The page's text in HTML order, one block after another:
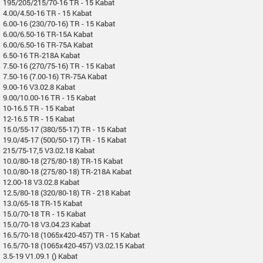
4.00/4.50-16 TR - 15 Kabat
6.00-16 (230/70-16) TR - 15 Kabat
6.00/6.50-16 TR-15A Kabat
6.00/6.50-16 TR-75A Kabat
6.50-16 TR-218A Kabat
7.50-16 (270/75-16) TR - 15 Kabat
7.50-16 (7.00-16) TR-75A Kabat
9.00-16 V3.02.8 Kabat
9.00/10.00-16 TR - 15 Kabat
10-16.5 TR - 15 Kabat
12-16.5 TR - 15 Kabat
15.0/55-17 (380/55-17) TR - 15 Kabat
19.0/45-17 (500/50-17) TR - 15 Kabat
215/75-17,5 V3.02.18 Kabat
10.0/80-18 (275/80-18) TR-15 Kabat
10.0/80-18 (275/80-18) TR-218A Kabat
12.00-18 V3.02.8 Kabat
12.5/80-18 (320/80-18) TR - 218 Kabat
13.0/65-18 TR-15 Kabat
15.0/70-18 TR - 15 Kabat
15.0/70-18 V3.04.23 Kabat
16.5/70-18 (1065x420-457) TR - 15 Kabat
16.5/70-18 (1065x420-457) V3.02.15 Kabat
3.5-19 V1.09.1 () Kabat